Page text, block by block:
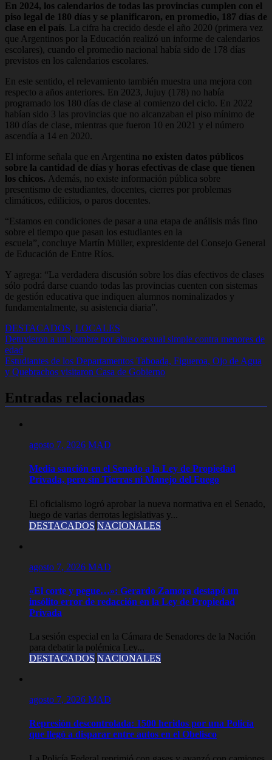
En 2024, los calendarios de todas las provincias cumplen con el
piso legal de 180 días y se planificaron, en promedio, 187 días de
clase en el país. La cifra ha crecido desde el año 2020 (primera vez
que Argentinos por la Educación realizó un informe de calendarios
escolares), cuando el promedio nacional había sido de 178 días
previstos en los calendarios escolares.
En este sentido, el relevamiento también muestra una mejora con
respecto a años anteriores. En 2023, Jujuy (178) no había
programado los 180 días de clase al comienzo del ciclo. En 2022
habían sido 3 las provincias que no alcanzaban el piso mínimo de
180 días de clase, mientras que fueron 10 en 2021 y el número
ascendía a 14 en 2020.
El informe señala que en Argentina no existen datos públicos
sobre la cantidad de días y horas efectivas de clase que tienen
los chicos. Además, no existe información pública sobre
presentismo de estudiantes, docentes, cierres por problemas
climáticos, edilicios, o paros docentes.
“Estamos en condiciones de pasar a una etapa de análisis más fino
sobre el tiempo que pasan los estudiantes en la
escuela”, concluye Martín Müller, expresidente del Consejo General
de Educación de Entre Ríos.
Y agrega: “La verdadera discusión sobre los días efectivos de clases
sólo podrá darse cuando todas las provincias cuenten con sistemas
de gestión educativa que indiquen alumnos nominalizados y
fundamentalmente, su asistencia diaria”.
DESTACADOS, LOCALES
Navegación
de
entradas
Detuvieron a un hombre por abuso sexual simple contra menores de
edad
Estudiantes de los Departamentos Taboada, Figueroa, Ojo de Agua
y Quebrachos visitaron Casa de Gobierno
Entradas relacionadas
agosto 7, 2026 MAD
Media sanción en el Senado a la Ley de Propiedad
Privada, pero sin Tierras ni Manejo del Fuego
El oficialismo logró aprobar la nueva normativa en el Senado,
luego de varias derrotas legislativas y...
DESTACADOS NACIONALES
agosto 7, 2026 MAD
«El corte y pegue…»: Gerardo Zamora destapó un
insólito error de redacción en la Ley de Propiedad
Privada
La sesión especial en la Cámara de Senadores de la Nación
para debatir la polémica Ley...
DESTACADOS NACIONALES
agosto 7, 2026 MAD
Represión descontrolada: 1500 heridos por una Policía
que llegó a disparar entre autos en el Obelisco